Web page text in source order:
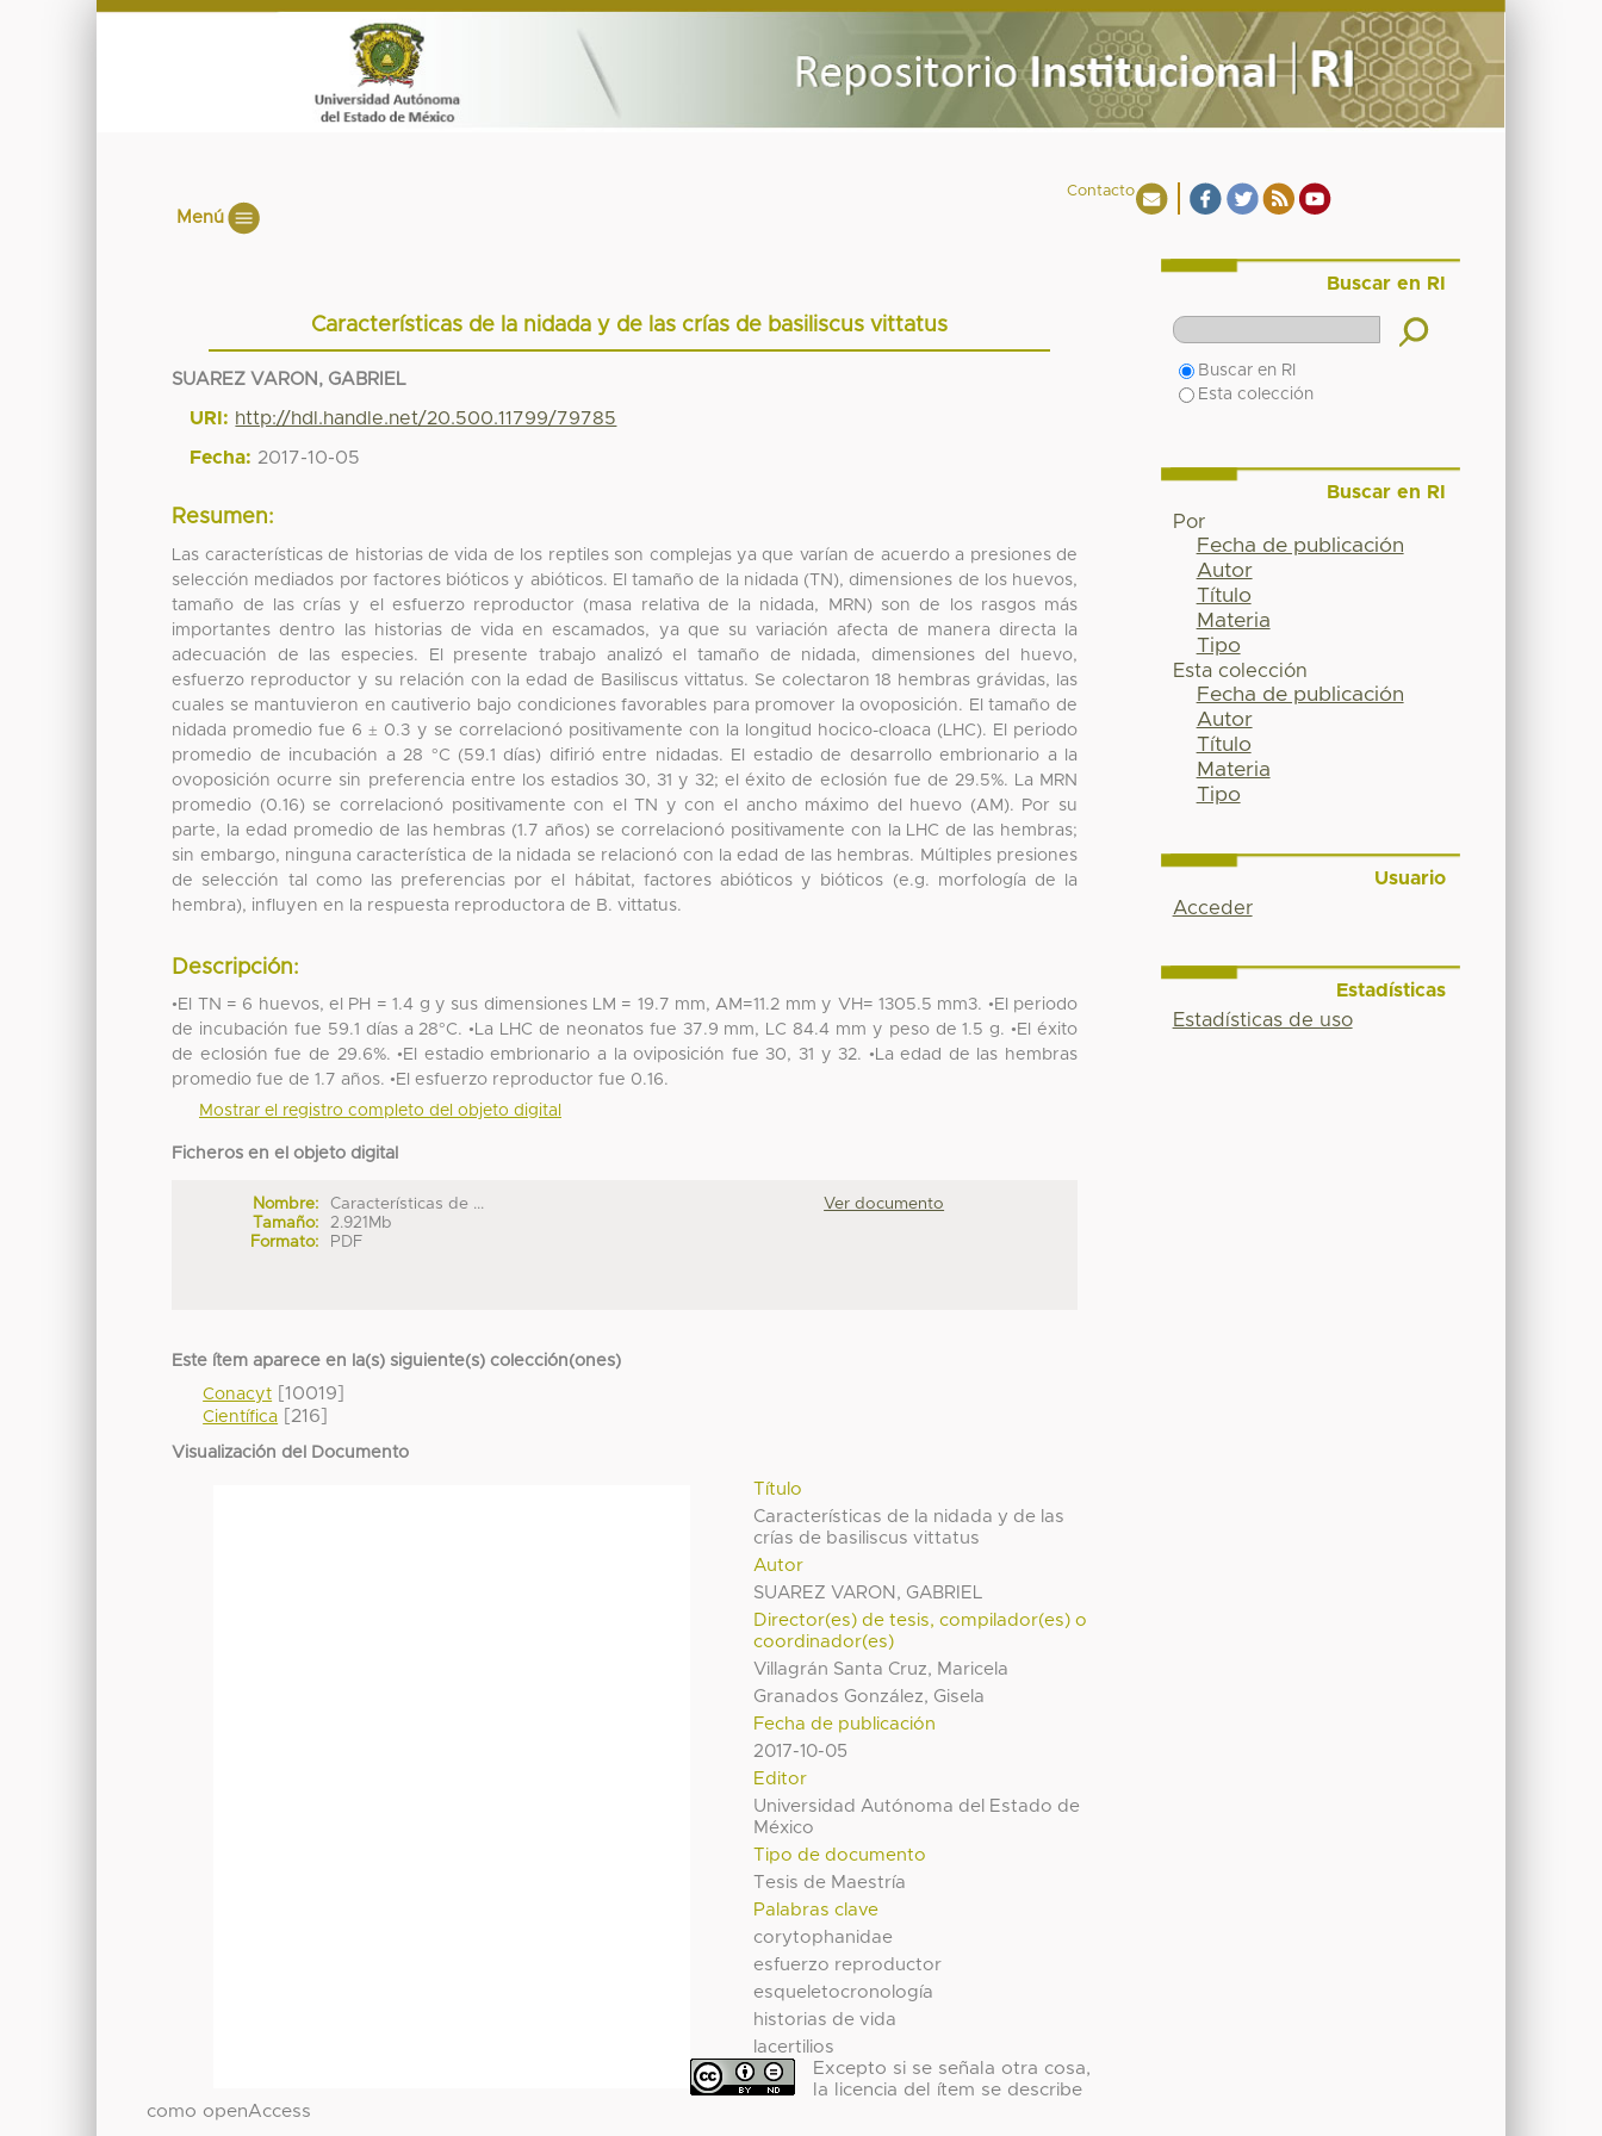
Contacto
Menú
Características de la nidada y de las crías de basiliscus vittatus
SUAREZ VARON, GABRIEL
URI: http://hdl.handle.net/20.500.11799/79785
Fecha: 2017-10-05
Resumen:
Las características de historias de vida de los reptiles son complejas ya que varían de acuerdo a presiones de
selección mediados por factores bióticos y abióticos. El tamaño de la nidada (TN), dimensiones de los huevos,
tamaño de las crías y el esfuerzo reproductor (masa relativa de la nidada, MRN) son de los rasgos más
importantes dentro las historias de vida en escamados, ya que su variación afecta de manera directa la
adecuación de las especies. El presente trabajo analizó el tamaño de nidada, dimensiones del huevo,
esfuerzo reproductor y su relación con la edad de Basiliscus vittatus. Se colectaron 18 hembras grávidas, las
cuales se mantuvieron en cautiverio bajo condiciones favorables para promover la ovoposición. El tamaño de
nidada promedio fue 6 ± 0.3 y se correlacionó positivamente con la longitud hocico-cloaca (LHC). El periodo
promedio de incubación a 28 °C (59.1 días) difirió entre nidadas. El estadio de desarrollo embrionario a la
ovoposición ocurre sin preferencia entre los estadios 30, 31 y 32; el éxito de eclosión fue de 29.5%. La MRN
promedio (0.16) se correlacionó positivamente con el TN y con el ancho máximo del huevo (AM). Por su
parte, la edad promedio de las hembras (1.7 años) se correlacionó positivamente con la LHC de las hembras;
sin embargo, ninguna característica de la nidada se relacionó con la edad de las hembras. Múltiples presiones
de selección tal como las preferencias por el hábitat, factores abióticos y bióticos (e.g. morfología de la
hembra), influyen en la respuesta reproductora de B. vittatus.
Descripción:
•El TN = 6 huevos, el PH = 1.4 g y sus dimensiones LM = 19.7 mm, AM=11.2 mm y VH= 1305.5 mm3. •El periodo
de incubación fue 59.1 días a 28°C. •La LHC de neonatos fue 37.9 mm, LC 84.4 mm y peso de 1.5 g. •El éxito
de eclosión fue de 29.6%. •El estadio embrionario a la oviposición fue 30, 31 y 32. •La edad de las hembras
promedio fue de 1.7 años. •El esfuerzo reproductor fue 0.16.
Mostrar el registro completo del objeto digital
Ficheros en el objeto digital
Nombre:
Características de ...
Tamaño:
2.921Mb
Formato:
PDF
Ver documento
Este ítem aparece en la(s) siguiente(s) colección(ones)
Conacyt [10019]
Científica [216]
Visualización del Documento
Título
Características de la nidada y de las
crías de basiliscus vittatus
Autor
SUAREZ VARON, GABRIEL
Director(es) de tesis, compilador(es) o
coordinador(es)
Villagrán Santa Cruz, Maricela
Granados González, Gisela
Fecha de publicación
2017-10-05
Editor
Universidad Autónoma del Estado de
México
Tipo de documento
Tesis de Maestría
Palabras clave
corytophanidae
esfuerzo reproductor
esqueletocronología
historias de vida
lacertilios
Excepto si se señala otra cosa,
la licencia del ítem se describe
como openAccess
Buscar en RI
Buscar en RI
Esta colección
Buscar en RI
Por
Fecha de publicación
Autor
Título
Materia
Tipo
Esta colección
Fecha de publicación
Autor
Título
Materia
Tipo
Usuario
Acceder
Estadísticas
Estadísticas de uso